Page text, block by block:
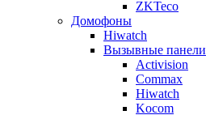
ZKTeco
Домофоны
Hiwatch
Вызывные панели
Activision
Commax
Hiwatch
Kocom